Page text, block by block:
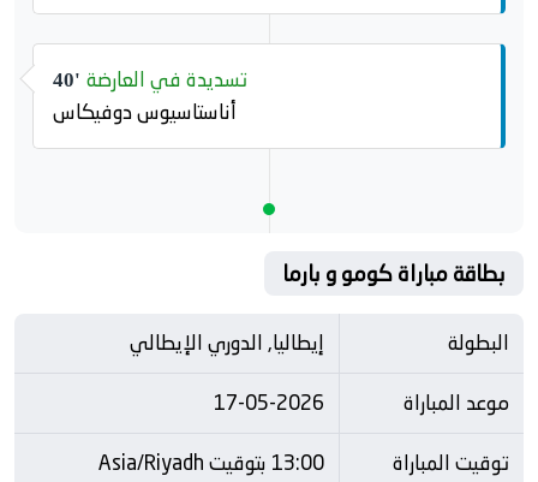
40' تسديدة في العارضة
أناستاسيوس دوفيكاس
بطاقة مباراة كومو و بارما
البطولة
إيطاليا, الدوري الإيطالي
موعد المباراة
17-05-2026
توقيت المباراة
13:00 بتوقيت Asia/Riyadh